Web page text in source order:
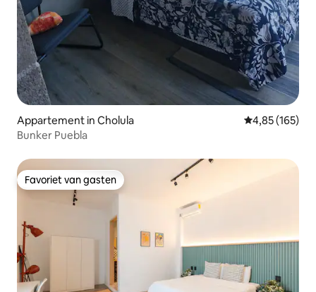
Appartement in Cholula Gemiddelde
4,85 (165)
Bunker Puebla
Favoriet van gasten
Favoriet van gasten